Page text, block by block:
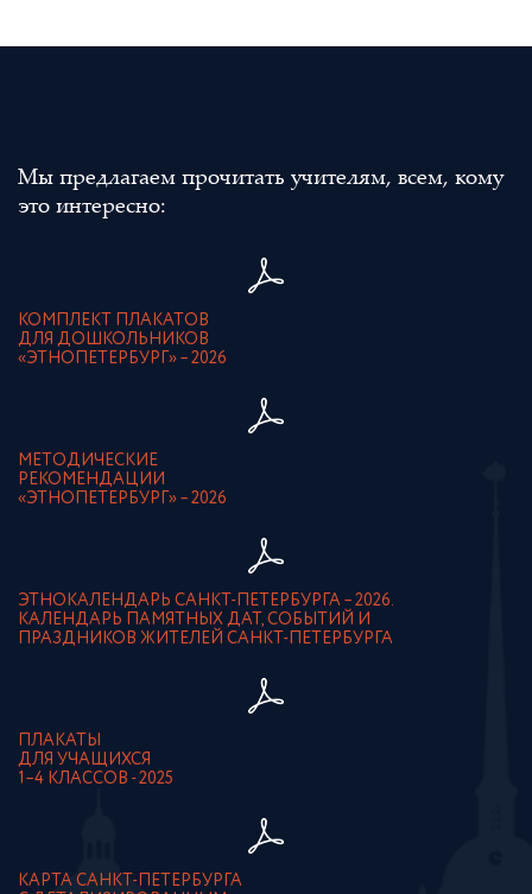
Мы предлагаем прочитать учителям, всем, кому
это интересно:
КОМПЛЕКТ ПЛАКАТОВ
ДЛЯ ДОШКОЛЬНИКОВ
«ЭТНОПЕТЕРБУРГ» – 2026
МЕТОДИЧЕСКИЕ
РЕКОМЕНДАЦИИ
«ЭТНОПЕТЕРБУРГ» – 2026
ЭТНОКАЛЕНДАРЬ САНКТ-ПЕТЕРБУРГА – 2026.
КАЛЕНДАРЬ ПАМЯТНЫХ ДАТ, СОБЫТИЙ И
ПРАЗДНИКОВ ЖИТЕЛЕЙ САНКТ-ПЕТЕРБУРГА
ПЛАКАТЫ
ДЛЯ УЧАЩИХСЯ
1–4 КЛАССОВ - 2025
КАРТА САНКТ-ПЕТЕРБУРГА